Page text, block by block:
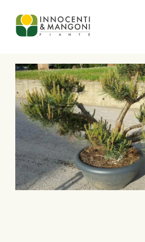
Skip to main content